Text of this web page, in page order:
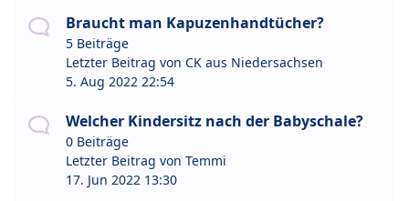
Braucht man Kapuzenhandtücher?
5 Beiträge
Letzter Beitrag von CK aus Niedersachsen
5. Aug 2022 22:54
Welcher Kindersitz nach der Babyschale?
0 Beiträge
Letzter Beitrag von Temmi
17. Jun 2022 13:30